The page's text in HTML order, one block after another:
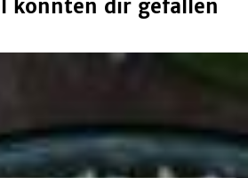
könnten dir gefallen